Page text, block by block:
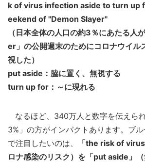
k of virus infection aside to turn up
eekend of "Demon Slayer"
（日本全体の人口の約3％にあたる人
er」の公開週末のためにコロナウイル
視した）
put aside：脇に置く、無視する
turn up for：～に現れる
なるほど、340万人と数字を伝えら
3%」の方がインパクトあります。ブ
で注目したいのは、
「the risk of
ロナ感染のリスク）を「put aside」（